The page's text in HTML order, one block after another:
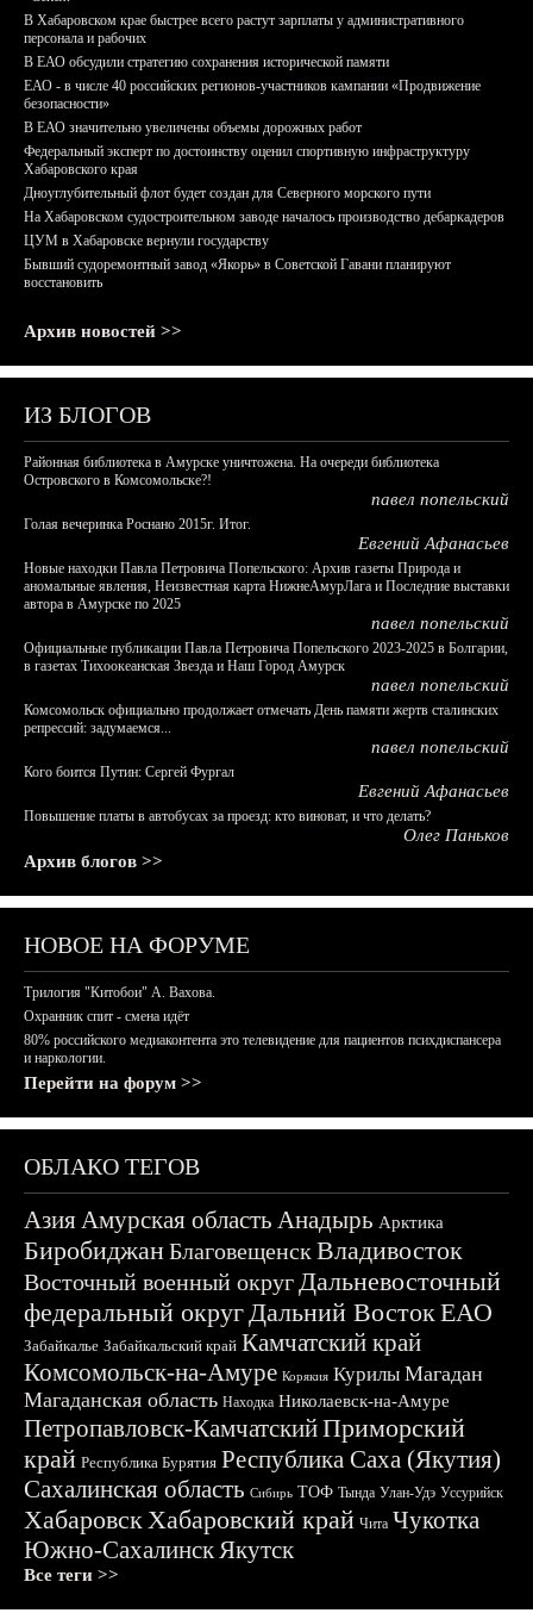
В Хабаровском крае быстрее всего растут зарплаты у административного
персонала и рабочих
В ЕАО обсудили стратегию сохранения исторической памяти
ЕАО - в числе 40 российских регионов-участников кампании «Продвижение
безопасности»
В ЕАО значительно увеличены объемы дорожных работ
Федеральный эксперт по достоинству оценил спортивную инфраструктуру
Хабаровского края
Дноуглубительный флот будет создан для Северного морского пути
На Хабаровском судостроительном заводе началось производство дебаркадеров
ЦУМ в Хабаровске вернули государству
Бывший судоремонтный завод «Якорь» в Советской Гавани планируют
восстановить
Архив новостей >>
ИЗ БЛОГОВ
Районная библиотека в Амурске уничтожена. На очереди библиотека
Островского в Комсомольске?!
павел попельский
Голая вечеринка Роснано 2015г. Итог.
Евгений Афанасьев
Новые находки Павла Петровича Попельского: Архив газеты Природа и
аномальные явления, Неизвестная карта НижнеАмурЛага и Последние выставки
автора в Амурске по 2025
павел попельский
Официальные публикации Павла Петровича Попельского 2023-2025 в Болгарии,
в газетах Тихоокеанская Звезда и Наш Город Амурск
павел попельский
Комсомольск официально продолжает отмечать День памяти жертв сталинских
репрессий: задумаемся...
павел попельский
Кого боится Путин: Сергей Фургал
Евгений Афанасьев
Повышение платы в автобусах за проезд: кто виноват, и что делать?
Олег Паньков
Архив блогов >>
НОВОЕ НА ФОРУМЕ
Трилогия "Китобои" А. Вахова.
Охранник спит - смена идёт
80% российского медиаконтента это телевидение для пациентов психдиспансера
и наркологии.
Перейти на форум >>
ОБЛАКО ТЕГОВ
АзияАмурская область Анадырь Арктика
БиробиджанБлаговещенскВладивосток
Восточный военный округДальневосточный
федеральный округДальний ВостокЕАО
Забайкалье Забайкальский край Камчатский край
Комсомольск-на-Амуре Корякия Курилы Магадан
Магаданская область Находка Николаевск-на-Амуре
Петропавловск-КамчатскийПриморский
край Республика Бурятия Республика Саха (Якутия)
Сахалинская область Сибирь ТОФ Тында Улан-Удэ Уссурийск
ХабаровскХабаровский край Чита Чукотка
Южно-СахалинскЯкутск
Все теги >>